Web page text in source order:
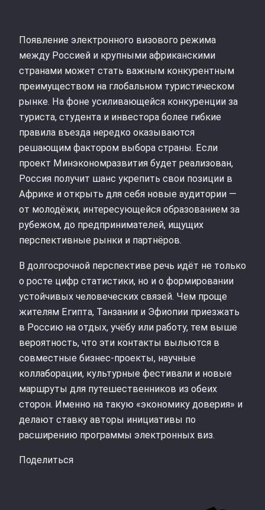
Появление электронного визового режима
между Россией и крупными африканскими
странами может стать важным конкурентным
преимуществом на глобальном туристическом
рынке. На фоне усиливающейся конкуренции за
туриста, студента и инвестора более гибкие
правила въезда нередко оказываются
решающим фактором выбора страны. Если
проект Минэкономразвития будет реализован,
Россия получит шанс укрепить свои позиции в
Африке и открыть для себя новые аудитории —
от молодёжи, интересующейся образованием за
рубежом, до предпринимателей, ищущих
перспективные рынки и партнёров.
В долгосрочной перспективе речь идёт не только
о росте цифр статистики, но и о формировании
устойчивых человеческих связей. Чем проще
жителям Египта, Танзании и Эфиопии приезжать
в Россию на отдых, учёбу или работу, тем выше
вероятность, что эти контакты выльются в
совместные бизнес‑проекты, научные
коллаборации, культурные фестивали и новые
маршруты для путешественников из обеих
сторон. Именно на такую «экономику доверия» и
делают ставку авторы инициативы по
расширению программы электронных виз.
Поделиться